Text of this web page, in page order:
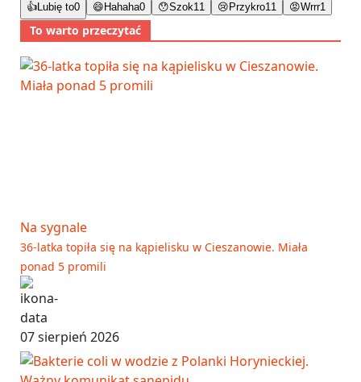
👍 Lubię to0 😄 Hahaha0 😯Szok11 😢 Przykro11 😡Wrrr1
To warto przeczytać
Na sygnale
36-latka topiła się na kąpielisku w Cieszanowie. Miała
ponad 5 promili
07 sierpień 2026